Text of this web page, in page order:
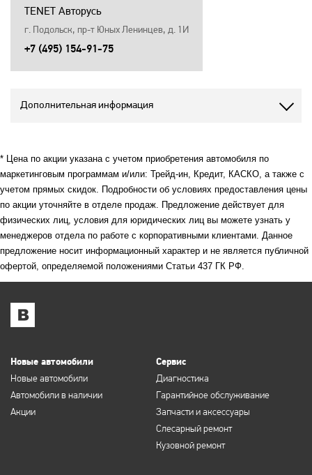
TENET Авторусь
г. Подольск, пр-т Юных Ленинцев, д. 1И
+7 (495) 154-91-75
Дополнительная информация
* Цена по акции указана с учетом приобретения автомобиля по
маркетинговым программам и/или: Трейд-ин, Кредит, КАСКО, а также с
учетом прямых скидок. Подробности об условиях предоставления цены
по акции уточняйте в отделе продаж. Предложение действует для
физических лиц, условия для юридических лиц вы можете узнать у
менеджеров отдела по работе с корпоративными клиентами. Данное
предложение носит информационный характер и не является публичной
офертой, определяемой положениями Статьи 437 ГК РФ.
Новые автомобили
Новые автомобили
Автомобили в наличии
Акции
Сервис
Диагностика
Гарантийное обслуживание
Запчасти и аксессуары
Слесарный ремонт
Кузовной ремонт